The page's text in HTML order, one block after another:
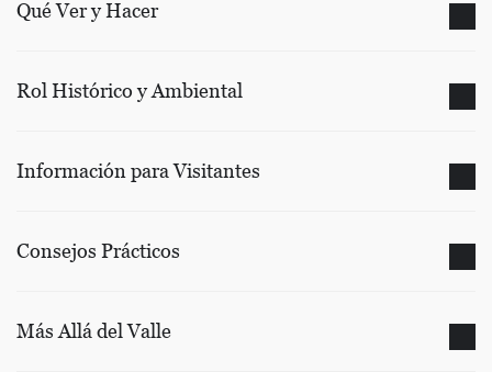
Qué Ver y Hacer
Rol Histórico y Ambiental
Información para Visitantes
Consejos Prácticos
Más Allá del Valle